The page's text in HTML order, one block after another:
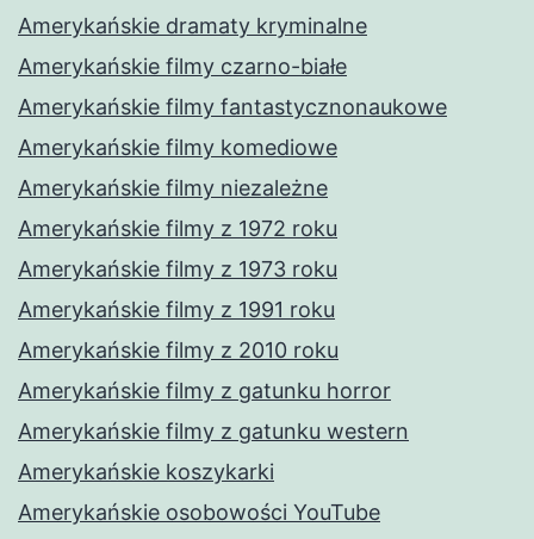
Amerykańskie dramaty kryminalne
Amerykańskie filmy czarno-białe
Amerykańskie filmy fantastycznonaukowe
Amerykańskie filmy komediowe
Amerykańskie filmy niezależne
Amerykańskie filmy z 1972 roku
Amerykańskie filmy z 1973 roku
Amerykańskie filmy z 1991 roku
Amerykańskie filmy z 2010 roku
Amerykańskie filmy z gatunku horror
Amerykańskie filmy z gatunku western
Amerykańskie koszykarki
Amerykańskie osobowości YouTube